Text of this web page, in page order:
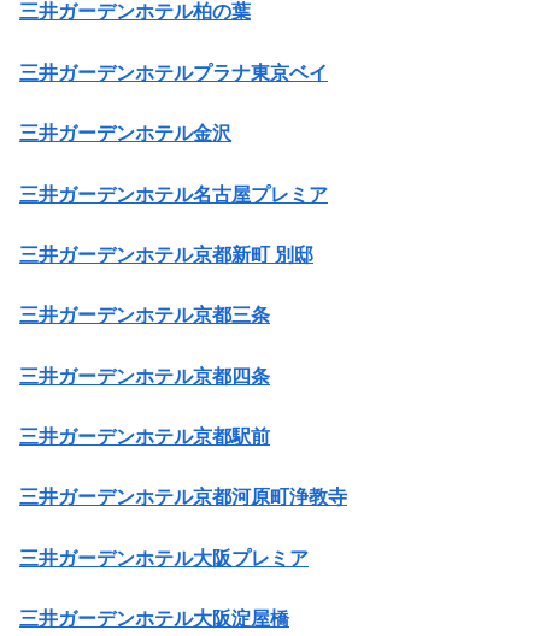
三井ガーデンホテル柏の葉
三井ガーデンホテルプラナ東京ベイ
三井ガーデンホテル金沢
三井ガーデンホテル名古屋プレミア
三井ガーデンホテル京都新町 別邸
三井ガーデンホテル京都三条
三井ガーデンホテル京都四条
三井ガーデンホテル京都駅前
三井ガーデンホテル京都河原町浄教寺
三井ガーデンホテル大阪プレミア
三井ガーデンホテル大阪淀屋橋